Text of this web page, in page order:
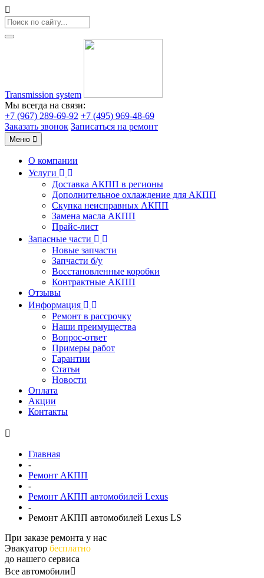
Transmission system
Мы всегда на связи:
+7 (967) 289-69-92 +7 (495) 969-48-69
Заказать звонок Записаться на ремонт
Меню
О компании
Услуги
Доставка АКПП в регионы
Дополнительное охлаждение для АКПП
Скупка неисправных АКПП
Замена масла АКПП
Прайс-лист
Запасные части
Новые запчасти
Запчасти б/у
Восстановленные коробки
Контрактные АКПП
Отзывы
Информация
Ремонт в рассрочку
Наши преимущества
Вопрос-ответ
Примеры работ
Гарантии
Статьи
Новости
Оплата
Акции
Контакты
Главная
-
Ремонт АКПП
-
Ремонт АКПП автомобилей Lexus
-
Ремонт АКПП автомобилей Lexus LS
При заказе ремонта у нас
Эвакуатор бесплатно
до нашего сервиса
Все автомобили